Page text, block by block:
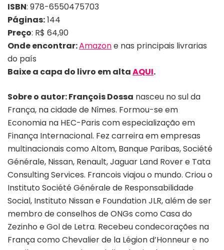
ISBN: 978-6550475703
Páginas:144
Preço: R$ 64,90
Onde encontrar:Amazone nas principais livrarias
do país
Baixe a capa do livro em altaAQUI.
Sobre o autor:François Dossa nasceu no sul da
França, na cidade de Nîmes. Formou-se em
Economia na HEC-Paris com especialização em
Finança Internacional. Fez carreira em empresas
multinacionais como Altom, Banque Paribas, Société
Générale, Nissan, Renault, Jaguar Land Rover e Tata
Consulting Services. Francois viajou o mundo. Criou o
Instituto Société Générale de Responsabilidade
Social, Instituto Nissan e Foundation JLR, além de ser
membro de conselhos de ONGs como Casa do
Zezinho e Gol de Letra. Recebeu condecorações na
França como Chevalier de la Légion d’Honneur e no